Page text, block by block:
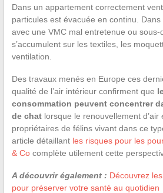
Dans un appartement correctement
particules est évacuée en continu.
avec une VMC mal entretenue ou sous-
s’accumulent sur les textiles, les
ventilation.
Des travaux menés en Europe ces
qualité de l’air intérieur confirment que
consommation peuvent concentrer
de chatlorsque le renouvellement d’air
propriétaires de félins vivant dans ce
article détaillant les risques pour les
& Cocomplète utilement cette
A découvrir également : Découvrez
pour préserver votre santé au quotidien